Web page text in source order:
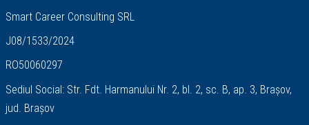
Smart Career Consulting SRL
J08/1533/2024
RO50060297
Sediul Social: Str. Fdt. Harmanului Nr. 2, bl. 2, sc. B, ap. 3, Brașov,
jud. Brașov